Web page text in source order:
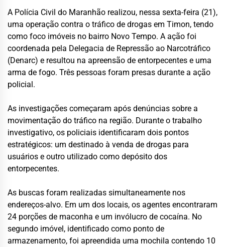
A Polícia Civil do Maranhão realizou, nessa sexta-feira (21),
uma operação contra o tráfico de drogas em Timon, tendo
como foco imóveis no bairro Novo Tempo. A ação foi
coordenada pela Delegacia de Repressão ao Narcotráfico
(Denarc) e resultou na apreensão de entorpecentes e uma
arma de fogo. Três pessoas foram presas durante a ação
policial.
As investigações começaram após denúncias sobre a
movimentação do tráfico na região. Durante o trabalho
investigativo, os policiais identificaram dois pontos
estratégicos: um destinado à venda de drogas para
usuários e outro utilizado como depósito dos
entorpecentes.
As buscas foram realizadas simultaneamente nos
endereços-alvo. Em um dos locais, os agentes encontraram
24 porções de maconha e um invólucro de cocaína. No
segundo imóvel, identificado como ponto de
armazenamento, foi apreendida uma mochila contendo 10